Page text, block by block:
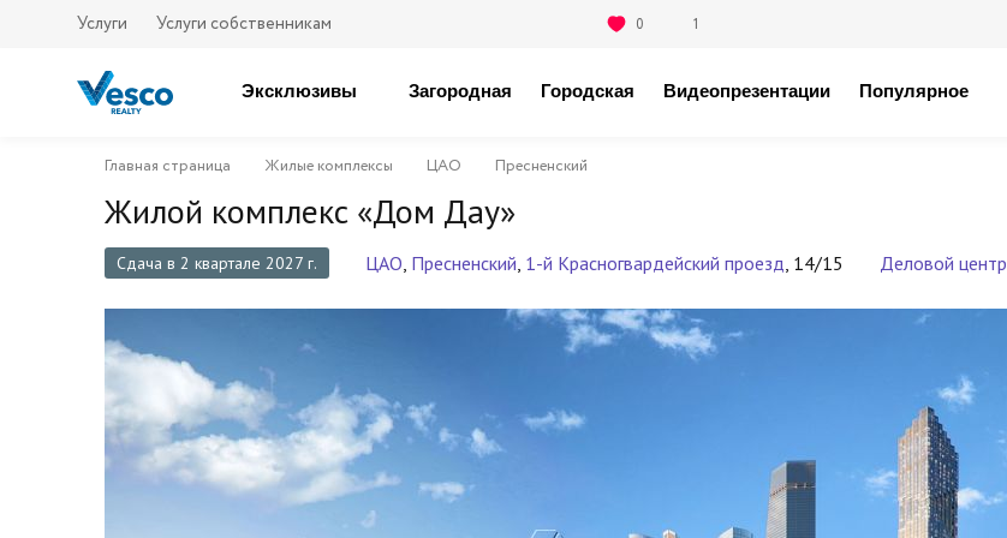
Услуги Услуги собственникам 0 1
Эксклюзивы Загородная Городская Видеопрезентации Популярное
Главная страница Жилые комплексы ЦАО Пресненский
Жилой комплекс «Дом Дау»
Сдача в 2 квартале 2027 г. ЦАО, Пресненский, 1-й Красногвардейский проезд, 14/15 Деловой центр